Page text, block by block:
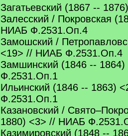
Загатьевский (1867 --
Залесский / Покровская
НИАБ Ф.2531.Оп.4
Замошский /
<19> // НИАБ Ф.2531.Оп.4
Замшинский (1846 --
Ф.2531.Оп.1
Ильинский (1846 -- 1863)
Ф.2531.Оп.1
Казановский /
1880) <3> // НИАБ
Казимировский (1848 --